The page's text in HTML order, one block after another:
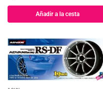
Añadir a la cesta